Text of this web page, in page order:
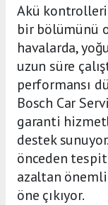
Akü kontrolleri
bir bölümünü
havalarda,
uzun süre
performansı
Bosch Car
garanti
destek
önceden
azaltan önemli
öne çıkıyor.